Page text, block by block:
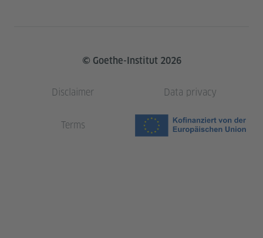
© Goethe-Institut 2026
Disclaimer Data privacy
Terms